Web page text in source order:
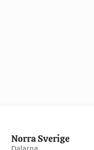
Norra Sverige